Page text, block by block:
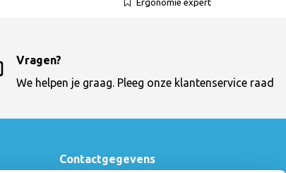
Ergonomie expert
Vragen?
We helpen je graag. Pleeg onze klantenservice raad
Contactgegevens